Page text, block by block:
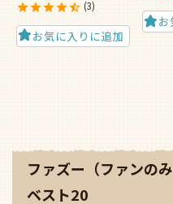
3
お気に入りに追加
ファズー（ファンの
ベスト20